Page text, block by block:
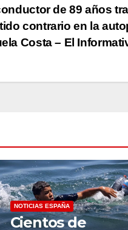
de 89 años
contrario en la
Costa – El
NOTICIAS ESPAÑA
Cientos de